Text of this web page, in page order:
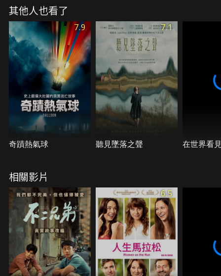
看法來挑戰保羅的極限。
其他人也看了
7.9
奇蹟熱氣球
7.1
聽見墜落之聲 在世界看
相關影片
6.5